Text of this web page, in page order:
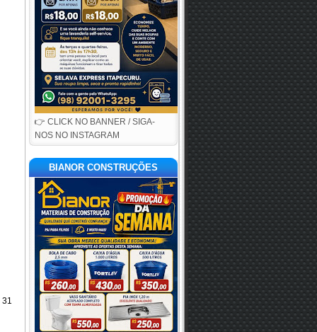
31
👉 CLICK NO BANNER / SIGA-
NOS NO INSTAGRAM
BIANOR CONSTRUÇÕES